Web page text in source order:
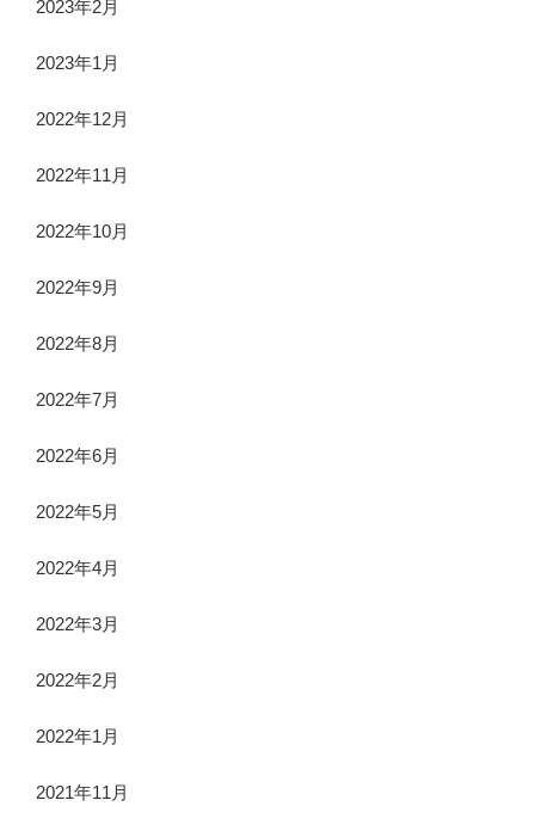
2023年2月
2023年1月
2022年12月
2022年11月
2022年10月
2022年9月
2022年8月
2022年7月
2022年6月
2022年5月
2022年4月
2022年3月
2022年2月
2022年1月
2021年11月